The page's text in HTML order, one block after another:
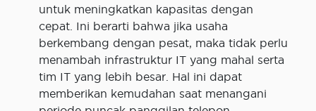
untuk meningkatkan kapasitas dengan
cepat. Ini berarti bahwa jika usaha
berkembang dengan pesat, maka tidak perlu
menambah infrastruktur IT yang mahal serta
tim IT yang lebih besar. Hal ini dapat
memberikan kemudahan saat menangani